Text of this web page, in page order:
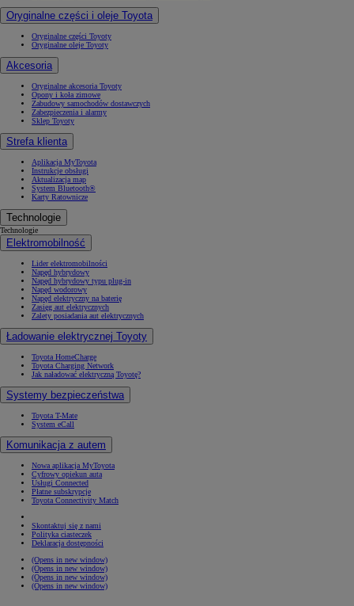
Oryginalne części i oleje Toyota
Oryginalne części Toyoty
Oryginalne oleje Toyoty
Akcesoria
Oryginalne akcesoria Toyoty
Opony i koła zimowe
Zabudowy samochodów dostawczych
Zabezpieczenia i alarmy
Sklep Toyoty
Strefa klienta
Aplikacja MyToyota
Instrukcje obsługi
Aktualizacja map
System Bluetooth®
Karty Ratownicze
Technologie
Technologie
Elektromobilność
Lider elektromobilności
Napęd hybrydowy
Napęd hybrydowy typu plug-in
Napęd wodorowy
Napęd elektryczny na baterię
Zasięg aut elektrycznych
Zalety posiadania aut elektrycznych
Ładowanie elektrycznej Toyoty
Toyota HomeCharge
Toyota Charging Network
Jak naładować elektryczną Toyotę?
Systemy bezpieczeństwa
Toyota T-Mate
System eCall
Komunikacja z autem
Nowa aplikacja MyToyota
Cyfrowy opiekun auta
Usługi Connected
Płatne subskrypcje
Toyota Connectivity Match
Skontaktuj się z nami
Polityka ciasteczek
Deklaracja dostępności
(Opens in new window)
(Opens in new window)
(Opens in new window)
(Opens in new window)